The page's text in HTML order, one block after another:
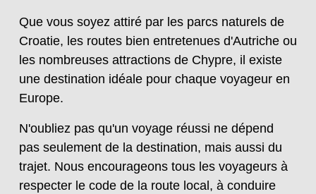
Que vous soyez attiré par les parcs naturels de
Croatie, les routes bien entretenues d'Autriche ou
les nombreuses attractions de Chypre, il existe
une destination idéale pour chaque voyageur en
Europe.
N'oubliez pas qu'un voyage réussi ne dépend
pas seulement de la destination, mais aussi du
trajet. Nous encourageons tous les voyageurs à
respecter le code de la route local, à conduire